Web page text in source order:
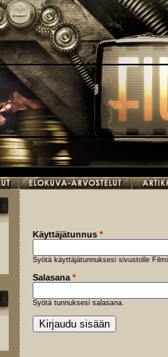
Käyttäjätunnus *
Syötä käyttäjätunnuksesi sivustolle
Salasana *
Syötä tunnuksesi salasana.